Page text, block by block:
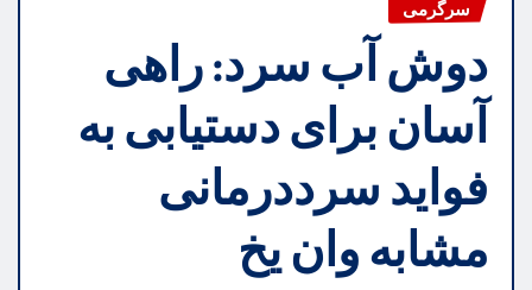
سرگرمی
دوش آب سرد: راهی
آسان برای دستیابی به
فواید سرددرمانی
مشابه وان یخ